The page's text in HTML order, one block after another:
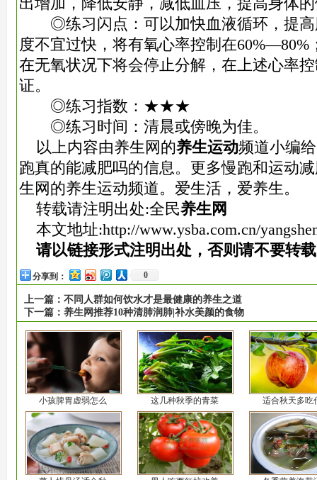
◎练习闪点：可以加快血液循环，提高
度不宜过快，将有氧心率控制在60%―80%
在无氧状况下将会停止分解，在上述心率
证。
◎练习指数：★★★
◎练习时间：清晨或傍晚为佳。
以上内容由养生网的养生运动频道小编
跑真的能减肥吗的信息。更多慢跑和运动
生网的养生运动频道。爱生活，爱养生。
转载请注明出处:全民养生网
本文地址:http://www.ysba.com.cn/
请以链接形式注明出处，否则请不要转
分享到： 0
上一篇： 不同人群如何饮水才是最健康的养生之道
下一篇： 养生网推荐10种清肺润肺|补水美颜的食物
小孩脾胃虚弱怎么 这几种秋季的青菜 适合秋天多吃